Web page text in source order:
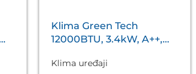
Klima Green Tech
12000BTU, 3.4kW, A++,
bijela
Klima uređaji